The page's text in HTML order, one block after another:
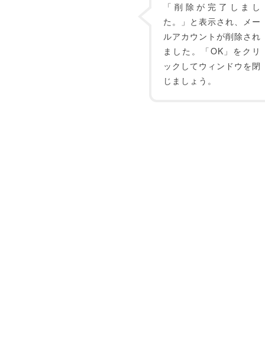
「削除が完了しまし
た。」と表示され、メー
ルアカウントが削除され
ました。「OK」をクリ
ックしてウィンドウを閉
じましょう。